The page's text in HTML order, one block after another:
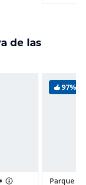
de las
97%